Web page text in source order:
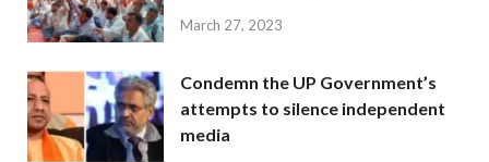
March 27, 2023
Condemn the UP Government’s
attempts to silence independent
media